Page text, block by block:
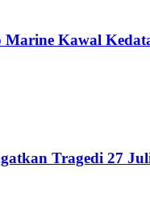
Marine Kawal
Tragedi 27